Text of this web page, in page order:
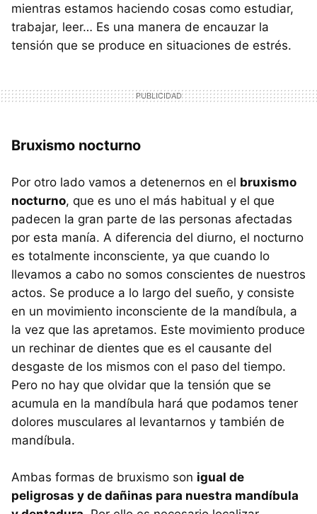
mientras estamos haciendo cosas como estudiar,
trabajar, leer… Es una manera de encauzar la
tensión que se produce en situaciones de estrés.
Bruxismo nocturno
Por otro lado vamos a detenernos en el bruxismo
nocturno, que es uno el más habitual y el que
padecen la gran parte de las personas afectadas
por esta manía. A diferencia del diurno, el nocturno
es totalmente inconsciente, ya que cuando lo
llevamos a cabo no somos conscientes de nuestros
actos. Se produce a lo largo del sueño, y consiste
en un movimiento inconsciente de la mandíbula, a
la vez que las apretamos. Este movimiento produce
un rechinar de dientes que es el causante del
desgaste de los mismos con el paso del tiempo.
Pero no hay que olvidar que la tensión que se
acumula en la mandíbula hará que podamos tener
dolores musculares al levantarnos y también de
mandíbula.
Ambas formas de bruxismo son igual de
peligrosas y de dañinas para nuestra mandíbula